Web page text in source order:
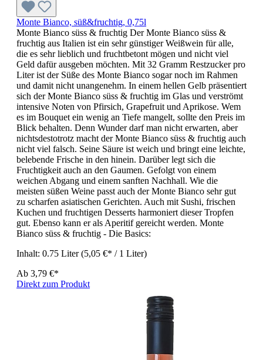
Monte Bianco, süß&fruchtig, 0,75l
Monte Bianco süss & fruchtig Der Monte Bianco süss &
fruchtig aus Italien ist ein sehr günstiger Weißwein für alle,
die es sehr lieblich und fruchtbetont mögen und nicht viel
Geld dafür ausgeben möchten. Mit 32 Gramm Restzucker pro
Liter ist der Süße des Monte Bianco sogar noch im Rahmen
und damit nicht unangenehm. In einem hellen Gelb präsentiert
sich der Monte Bianco süss & fruchtig im Glas und verströmt
intensive Noten von Pfirsich, Grapefruit und Aprikose. Wem
es im Bouquet ein wenig an Tiefe mangelt, sollte den Preis im
Blick behalten. Denn Wunder darf man nicht erwarten, aber
nichtsdestotrotz macht der Monte Bianco süss & fruchtig auch
nicht viel falsch. Seine Säure ist weich und bringt eine leichte,
belebende Frische in den hinein. Darüber legt sich die
Fruchtigkeit auch an den Gaumen. Gefolgt von einem
weichen Abgang und einem sanften Nachhall. Wie die
meisten süßen Weine passt auch der Monte Bianco sehr gut
zu scharfen asiatischen Gerichten. Auch mit Sushi, frischen
Kuchen und fruchtigen Desserts harmoniert dieser Tropfen
gut. Ebenso kann er als Aperitif gereicht werden. Monte
Bianco süss & fruchtig - Die Basics:
Inhalt: 0.75 Liter(5,05 €* / 1 Liter)
Ab 3,79 €*
Direkt zum Produkt